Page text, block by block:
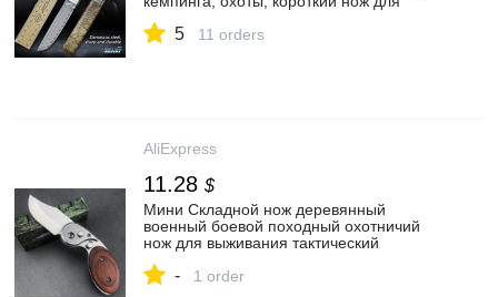
меч 5 11 orders
AliExpress
11.28 $
Мини Складной нож деревянный
военный боевой походный охотничий
нож для выживания тактический
для повседневного использования
- 1 order